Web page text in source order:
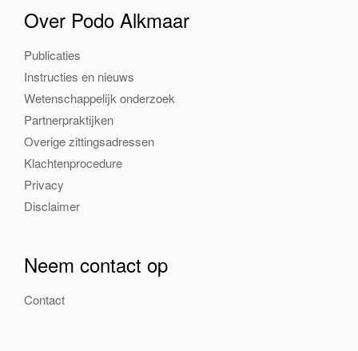
Over Podo Alkmaar
Publicaties
Instructies en nieuws
Wetenschappelijk onderzoek
Partnerpraktijken
Overige zittingsadressen
Klachtenprocedure
Privacy
Disclaimer
Neem contact op
Contact